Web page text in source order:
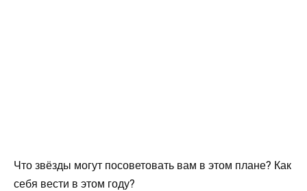
Что звёзды могут посоветовать вам в этом плане? Как
себя вести в этом году?